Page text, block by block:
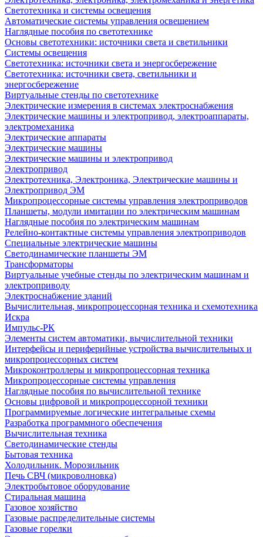
Светотехника и системы освещения
Автоматические системы управления освещением
Наглядные пособия по светотехнике
Основы светотехники: источники света и светильники
Системы освещения
Светотехника: источники света и энергосбережение
Светотехника: источники света, светильники и
энергосбережение
Виртуальные стенды по светотехнике
Электрические измерения в системах электроснабжения
Электрические машины и электропривод, электроаппараты,
электромеханика
Электрические аппараты
Электрические машины
Электрические машины и электропривод
Электропривод
Электротехника, Электроника, Электрические машины и
Электропривод ЭМ
Микропроцессорные системы управления электроприводов
Планшеты, модули имитации по электрическим машинам
Наглядные пособия по электрическим машинам
Релейно-контактные системы управления электроприводов
Специальные электрические машины
Светодинамические планшеты ЭМ
Трансформаторы
Виртуальные учебные стенды по электрическим машинам и
электроприводу
Электроснабжение зданий
Вычислительная, микропроцессорная техника и схемотехника
Искра
Импульс-РК
Элементы систем автоматики, вычислительной техники
Интерфейсы и периферийные устройства вычислительных и
микропроцессорных систем
Микроконтроллеры и микропроцессорная техника
Микропроцессорные системы управления
Наглядные пособия по вычислительной технике
Основы цифровой и микропроцессорной техники
Программируемые логические интегральные схемы
Разработка программного обеспечения
Вычислительная техника
Светодинамические стенды
Бытовая техника
Холодильник. Морозильник
Печь СВЧ (микроволновка)
Электробытовое оборудование
Стиральная машина
Газовое хозяйство
Газовые распределительные системы
Газовые горелки